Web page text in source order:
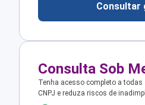
Consultar
Consulta Sob
Tenha acesso completo a
CNPJ e reduza riscos de